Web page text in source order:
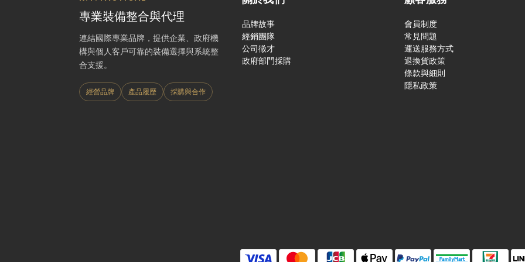
專業裝備整合與代理
連結國際專業品牌，提供企業、政府機
構與個人客戶可靠的裝備選擇與系統整
合支援。
經營品牌 產品履歷 採購與合作
品牌故事
經銷團隊
公司徵才
政府部門採購
會員制度
常見問題
運送服務方式
退換貨政策
條款與細則
隱私政策